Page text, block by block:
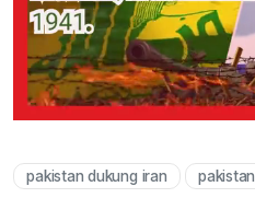
pakistan dukung iran pakistan